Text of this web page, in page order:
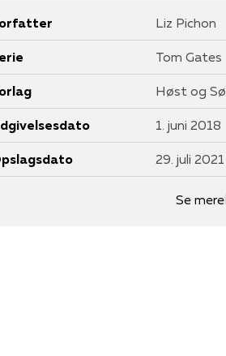
Liz Pichon
Tom Gates
Høst og
1. juni 2018
29. juli 2021
Se mere